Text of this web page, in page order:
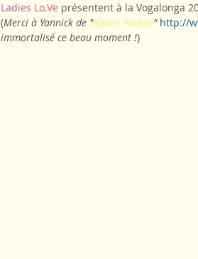
Ladies Lo.Ve présentent à la Vogalonga
(Merci à Yannick de "Alpine Paddle" http://
immortalisé ce beau moment !)